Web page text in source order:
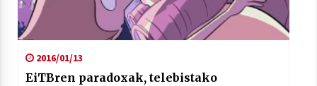
2016/01/13
EiTBren paradoxak, telebistako